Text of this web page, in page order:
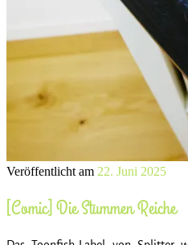
Veröffentlicht am 22. Juni 2025
[Comic] Die Stummen Reiche